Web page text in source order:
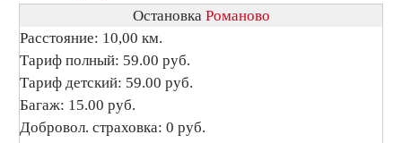
Остановка Романово
Расстояние: 10,00 км.
Тариф полный: 59.00 руб.
Тариф детский: 59.00 руб.
Багаж: 15.00 руб.
Добровол. страховка: 0 руб.